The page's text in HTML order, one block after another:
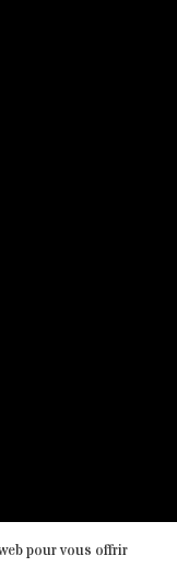
pour vous offrir